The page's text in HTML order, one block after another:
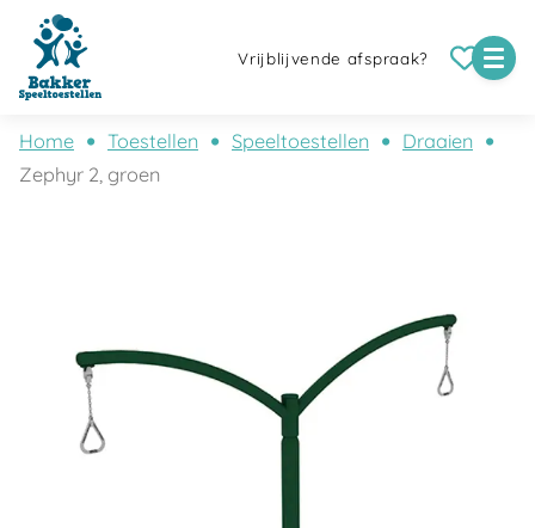
Vrijblijvende afspraak?
Home Toestellen Speeltoestellen
Draaien
Zephyr 2, groen